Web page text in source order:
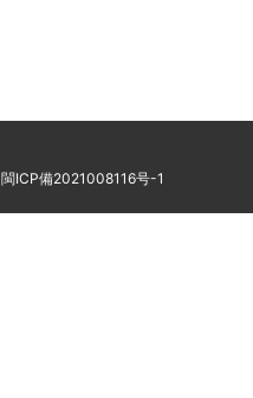
閩ICP備2021008116号-1